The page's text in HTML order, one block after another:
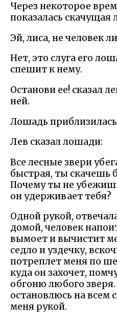
Через некоторое
показалась скачущая
Эй, лиса, не человек
Нет, это слуга его
спешит к нему.
Останови ее! сказал
ней.
Лошадь
Лев сказал лошади:
Все лесные звери
быстрая, ты скачешь
Почему ты не
он удерживает тебя?
Одной рукой,
домой, человек
вымоет и вычистит
седло и уздечку,
потреплет меня по
куда он захочет,
обгоню любого зверя.
остановлюсь на всем
меня рукой.